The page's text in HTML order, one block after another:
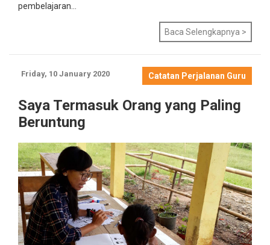
pembelajaran...
Baca Selengkapnya >
Catatan Perjalanan Guru
Friday, 10 January 2020
Saya Termasuk Orang yang Paling
Beruntung